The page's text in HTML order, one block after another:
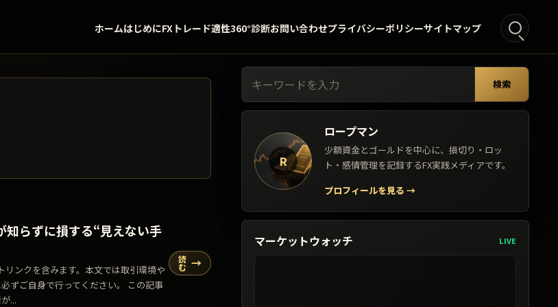
ホームはじめにFXトレード適性360°診断お問い合わせプライバシーポリシーサイトマップ
知らずに損する“見えない手
リンクを含みます。本文では取引環境や
ずご自身で行ってください。 この記事
...
読
む →
検索: 検索
R
ロープマン
少額資金とゴールドを中心に、損切り・ロッ
ト・感情管理を記録するFX実践メディアです。
プロフィールを見る →
マーケットウォッチ LIVE